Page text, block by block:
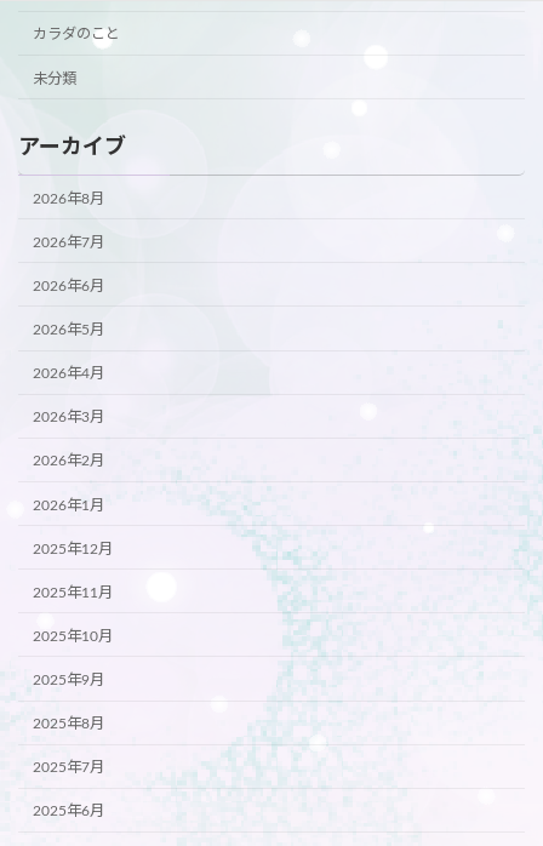
カラダのこと
未分類
アーカイブ
2026年8月
2026年7月
2026年6月
2026年5月
2026年4月
2026年3月
2026年2月
2026年1月
2025年12月
2025年11月
2025年10月
2025年9月
2025年8月
2025年7月
2025年6月